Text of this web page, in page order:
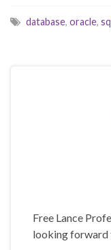
database, oracle,
Free Lance
looking forward